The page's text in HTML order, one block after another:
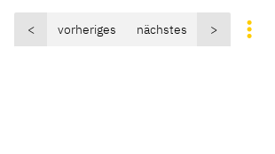
< vorheriges nächstes >